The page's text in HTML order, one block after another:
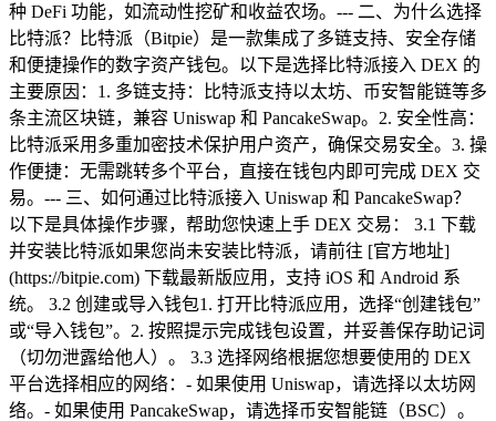
种 DeFi 功能，如流动性挖矿和收益农场。--- 二、为什么选择
比特派？比特派（Bitpie）是一款集成了多链支持、安全存储
和便捷操作的数字资产钱包。以下是选择比特派接入 DEX 的
主要原因：1. 多链支持：比特派支持以太坊、币安智能链等多
条主流区块链，兼容 Uniswap 和 PancakeSwap。2. 安全性高：
比特派采用多重加密技术保护用户资产，确保交易安全。3. 操
作便捷：无需跳转多个平台，直接在钱包内即可完成 DEX 交
易。--- 三、如何通过比特派接入 Uniswap 和 PancakeSwap？
以下是具体操作步骤，帮助您快速上手 DEX 交易： 3.1 下载
并安装比特派如果您尚未安装比特派，请前往 [官方地址]
(https://bitpie.com) 下载最新版应用，支持 iOS 和 Android 系
统。 3.2 创建或导入钱包1. 打开比特派应用，选择“创建钱包”
或“导入钱包”。2. 按照提示完成钱包设置，并妥善保存助记词
（切勿泄露给他人）。 3.3 选择网络根据您想要使用的 DEX
平台选择相应的网络：- 如果使用 Uniswap，请选择以太坊网
络。- 如果使用 PancakeSwap，请选择币安智能链（BSC）。